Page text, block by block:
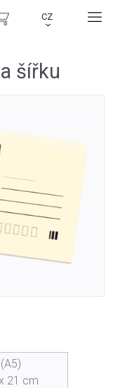
CZ
›
šířku
(A5)
21 cm